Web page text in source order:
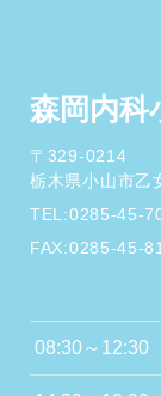
森岡内科
〒329-0214
栃木県小山市乙
TEL:0285-45-
FAX:0285-45-
08:30～12:30